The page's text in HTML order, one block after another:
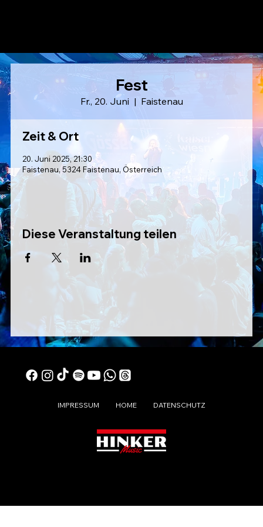
Fest
Fr., 20. Juni
  |
Faistenau
Zeit & Ort
20. Juni 2025, 21:30
Faistenau, 5324 Faistenau, Österreich
Diese Veranstaltung teilen
IMPRESSUM HOME DATENSCHUTZ